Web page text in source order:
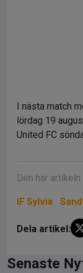
I nästa match
lördag 19
United FC
Den här
IF Sylvia
Dela artikel:
Senaste